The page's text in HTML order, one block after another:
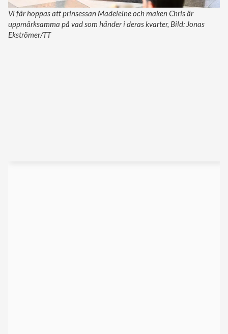
Vi får hoppas att prinsessan Madeleine och maken Chris är
uppmärksamma på vad som händer i deras kvarter, Bild: Jonas
Ekströmer/TT